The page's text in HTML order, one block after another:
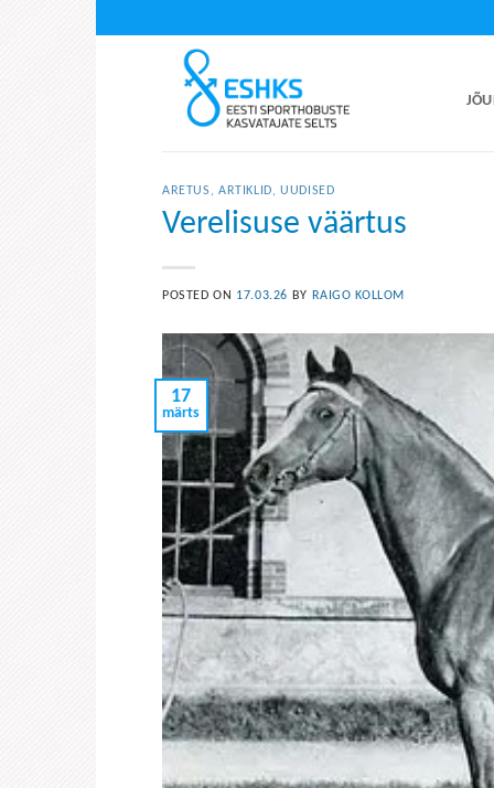
ARETUS , ARTIKLID,UUDISED
Verelisuse väärtus
POSTED ON 17.03.26 BY RAIGO KOLLOM
17
märts